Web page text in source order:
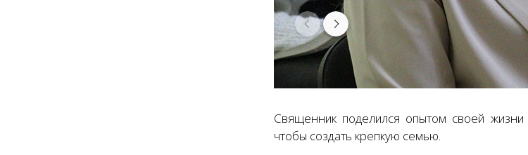
Священник поделился опытом своей
чтобы создать крепкую семью.